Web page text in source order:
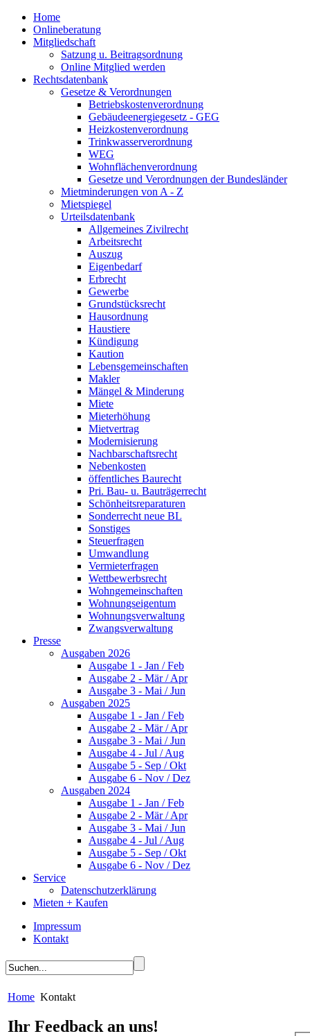
Home
Onlineberatung
Mitgliedschaft
Satzung u. Beitragsordnung
Online Mitglied werden
Rechtsdatenbank
Gesetze & Verordnungen
Betriebskostenverordnung
Gebäudeenergiegesetz - GEG
Heizkostenverordnung
Trinkwasserverordnung
WEG
Wohnflächenverordnung
Gesetze und Verordnungen der Bundesländer
Mietminderungen von A - Z
Mietspiegel
Urteilsdatenbank
Allgemeines Zivilrecht
Arbeitsrecht
Auszug
Eigenbedarf
Erbrecht
Gewerbe
Grundstücksrecht
Hausordnung
Haustiere
Kündigung
Kaution
Lebensgemeinschaften
Makler
Mängel & Minderung
Miete
Mieterhöhung
Mietvertrag
Modernisierung
Nachbarschaftsrecht
Nebenkosten
öffentliches Baurecht
Pri. Bau- u. Bauträgerrecht
Schönheitsreparaturen
Sonderrecht neue BL
Sonstiges
Steuerfragen
Umwandlung
Vermieterfragen
Wettbewerbsrecht
Wohngemeinschaften
Wohnungseigentum
Wohnungsverwaltung
Zwangsverwaltung
Presse
Ausgaben 2026
Ausgabe 1 - Jan / Feb
Ausgabe 2 - Mär / Apr
Ausgabe 3 - Mai / Jun
Ausgaben 2025
Ausgabe 1 - Jan / Feb
Ausgabe 2 - Mär / Apr
Ausgabe 3 - Mai / Jun
Ausgabe 4 - Jul / Aug
Ausgabe 5 - Sep / Okt
Ausgabe 6 - Nov / Dez
Ausgaben 2024
Ausgabe 1 - Jan / Feb
Ausgabe 2 - Mär / Apr
Ausgabe 3 - Mai / Jun
Ausgabe 4 - Jul / Aug
Ausgabe 5 - Sep / Okt
Ausgabe 6 - Nov / Dez
Service
Datenschutzerklärung
Mieten + Kaufen
Impressum
Kontakt
Home Kontakt
Ihr Feedback an uns!